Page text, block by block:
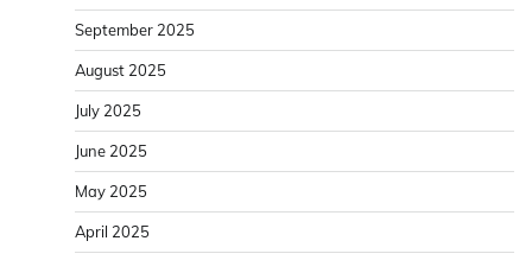
September 2025
August 2025
July 2025
June 2025
May 2025
April 2025